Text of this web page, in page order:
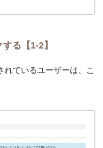
る【1-2】
ているユーザーは、こ